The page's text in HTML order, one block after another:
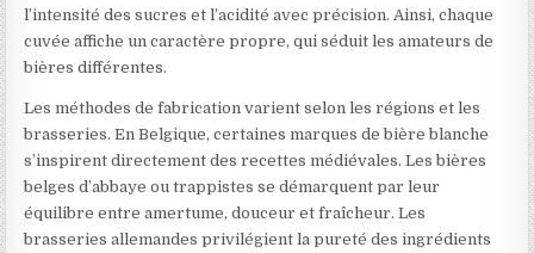
l’intensité des sucres et l’acidité avec précision. Ainsi, chaque
cuvée affiche un caractère propre, qui séduit les amateurs de
bières différentes.
Les méthodes de fabrication varient selon les régions et les
brasseries. En Belgique, certaines marques de bière blanche
s’inspirent directement des recettes médiévales. Les bières
belges d’abbaye ou trappistes se démarquent par leur
équilibre entre amertume, douceur et fraîcheur. Les
brasseries allemandes privilégient la pureté des ingrédients